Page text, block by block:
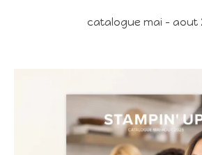
catalogue mai - aout